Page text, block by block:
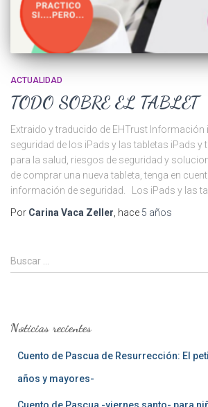
ACTUALIDAD
TODO SOBRE EL TABLET
Extraido y traducido de EHTrust
seguridad de los iPads y las tabletas iPads y
para la salud, riesgos de seguridad y
de comprar una nueva tableta, tenga en
información de seguridad. Los iPads y las
Por Carina Vaca Zeller , hace 5 años
B
u
r
Buscar …
Noticias recientes
Cuento de Pascua de Resurrección: El
años y mayores-
Cuento de Pascua -viernes santo- para